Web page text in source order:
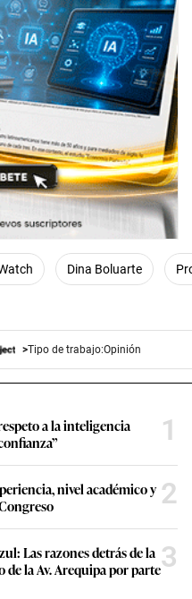
Dina Boluarte
Tipo de trabajo:Opinión
a la inteligencia
1
nivel académico y 2
Las razones detrás de la
la Av. Arequipa por parte3